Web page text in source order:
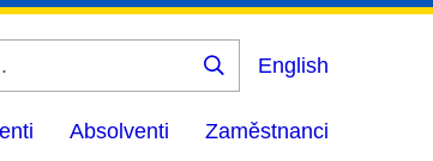
Vyhledat
English
Absolventi Zaměstnanci